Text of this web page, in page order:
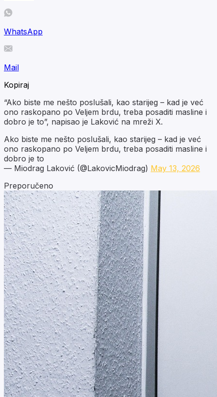
WhatsApp
Mail
Kopiraj
“Ako biste me nešto poslušali, kao starijeg – kad je već
ono raskopano po Veljem brdu, treba posaditi masline i
dobro je to”, napisao je Laković na mreži X.
Ako biste me nešto poslušali, kao starijeg – kad je već
ono raskopano po Veljem brdu, treba posaditi masline i
dobro je to
— Miodrag Laković (@LakovicMiodrag) May 13, 2026
Preporučeno